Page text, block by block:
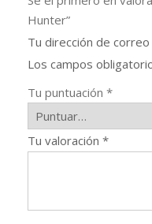
Hunter”
Tu dirección de
Los campos
Tu puntuación *
Tu valoración *